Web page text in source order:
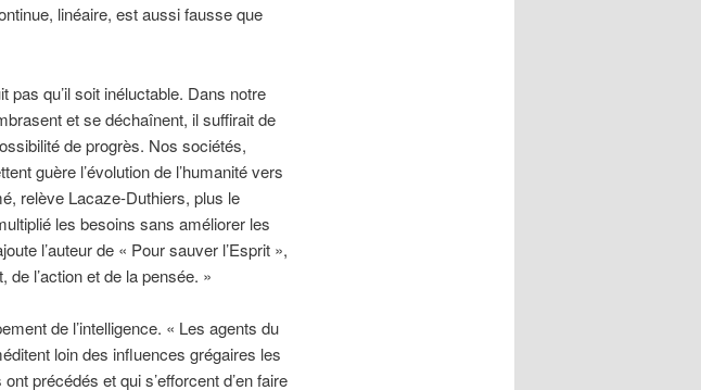
linéaire, est aussi fausse que
pas qu’il soit inéluctable. Dans notre
et se déchaînent, il suffirait de
de progrès. Nos sociétés,
guère l’évolution de l’humanité vers
relève Lacaze-Duthiers, plus le
les besoins sans améliorer les
l’auteur de « Pour sauver l’Esprit »,
de l’action et de la pensée. »
de l’intelligence. « Les agents du
loin des influences grégaires les
précédés et qui s’efforcent d’en faire